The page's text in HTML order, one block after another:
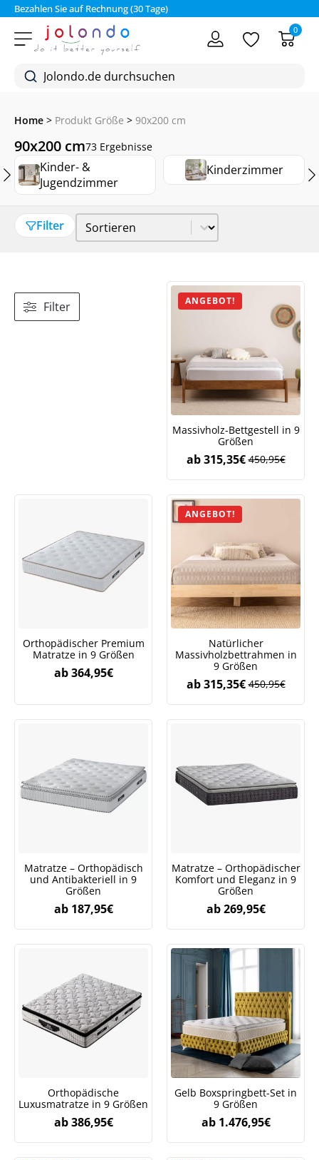
Bezahlen Sie auf Rechnung (30 Tage)
0
Home > Produkt Größe > 90x200 cm
90x200 cm73 Ergebnisse
Kinder- &
Jugendzimmer
Kinderzimmer
Filter Sort Price
Sort content
Filter ANGEBOT!
Massivholz-Bettgestell in 9
Größen
ab 450,95€
315,35€
Orthopädischer Premium
Matratze in 9 Größen
ab364,95€
ANGEBOT!
Natürlicher
Massivholzbettrahmen in
9 Größen
ab 450,95€
315,35€
Matratze – Orthopädisch
und Antibakteriell in 9
Größen
ab 187,95€
Matratze – Orthopädischer
Komfort und Eleganz in 9
Größen
ab269,95€
Orthopädische
Luxusmatratze in 9 Größen
ab386,95€
Gelb Boxspringbett-Set in
9 Größen
ab 1.476,95€